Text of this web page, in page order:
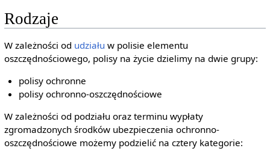
Rodzaje
W zależności od udziału w polisie elementu
oszczędnościowego, polisy na życie dzielimy na dwie grupy:
polisy ochronne
polisy ochronno-oszczędnościowe
W zależności od podziału oraz terminu wypłaty
zgromadzonych środków ubezpieczenia ochronno-
oszczędnościowe możemy podzielić na cztery kategorie: